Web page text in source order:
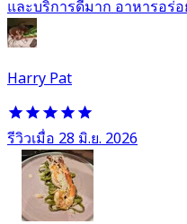
และบริการดีมาก อาหารอร่
Harry Pat
รีวิวเมื่อ 28 มิ.ย. 2026